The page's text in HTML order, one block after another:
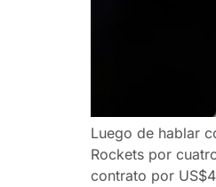
Luego de hablar
Rockets por
contrato por